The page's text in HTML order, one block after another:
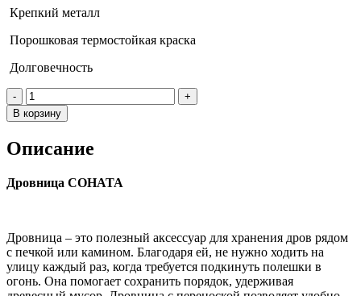
Крепкий металл
Порошковая термостойкая краска
Долговечность
Количество
товара
Дровница
В корзину
Описание
Дровница СОНАТА
Дровница – это полезный аксессуар для хранения дров рядом
с печкой или камином. Благодаря ей, не нужно ходить на
улицу каждый раз, когда требуется подкинуть полешки в
огонь. Она помогает сохранить порядок, удерживая